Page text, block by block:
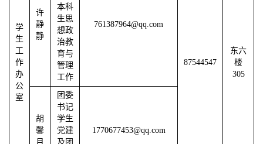
学
生
工
作
办
公
室
87544547
东六
楼
305
许
静
静
本科
生思
想政
治教
育与
管理
工作
761387964@qq.com
胡
馨
月
团委
书记
学生
党建
及团
1770677453@qq.com